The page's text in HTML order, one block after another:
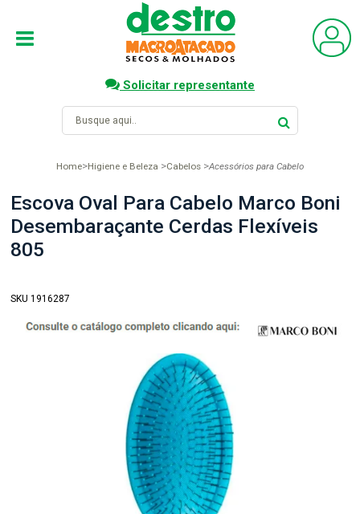
Solicitar representante
Home Higiene e Beleza Cabelos Acessórios para Cabelo
Escova Oval Para Cabelo Marco Boni
Desembaraçante Cerdas Flexíveis
805
SKU 1916287